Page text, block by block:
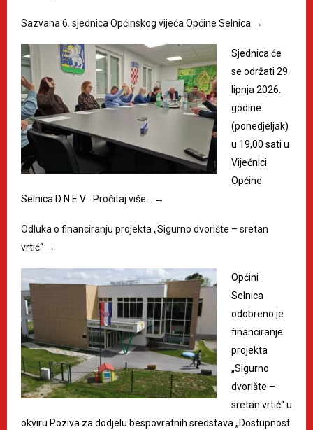
Sazvana 6. sjednica Općinskog vijeća Općine Selnica →
Sjednica će
se održati 29.
lipnja 2026.
godine
(ponedjeljak)
u 19,00 sati u
Vijećnici
Općine
Selnica D N E V…
Pročitaj više… →
Odluka o financiranju projekta „Sigurno dvorište – sretan
vrtić“ →
Općini
Selnica
odobreno je
financiranje
projekta
„Sigurno
dvorište –
sretan vrtić“ u
okviru Poziva za dodjelu bespovratnih sredstava „Dostupnost